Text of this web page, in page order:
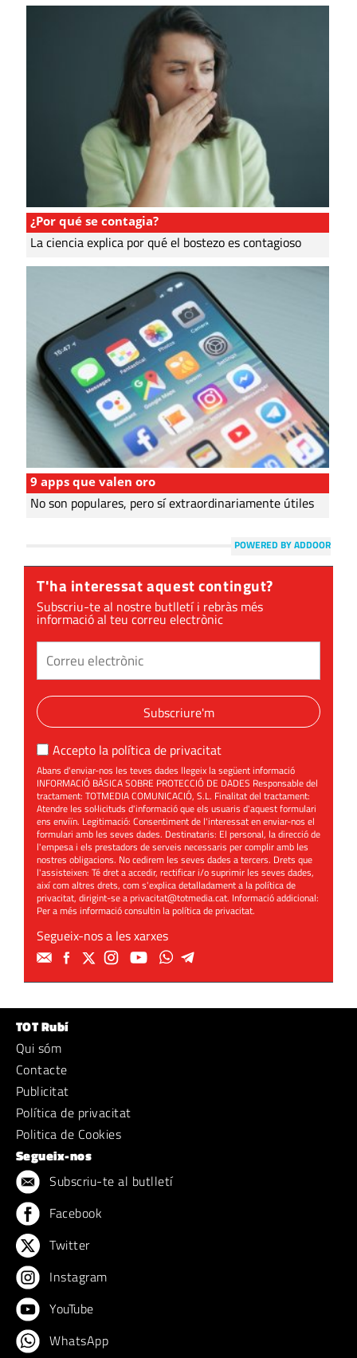
¿Por qué se contagia?
La ciencia explica por qué el bostezo es contagioso
9 apps que valen oro
No son populares, pero sí extraordinariamente útiles
POWERED BY ADDOOR
T'ha interessat aquest contingut?
Subscriu-te al nostre butlletí i rebràs més
informació al teu correu electrònic
Subscriure'm
Accepto la política de privacitat
Abans d'enviar-nos les teves dades llegeix la següent informació
INFORMACIÓ BÀSICA SOBRE PROTECCIÓ DE DADES Responsable del
tractament: TOTMEDIA COMUNICACIÓ, S.L. Finalitat del tractament:
Atendre les sol·licituds d'informació que els usuaris d'aquest formulari
ens enviïn. Legitimació: Consentiment de l'interessat en enviar-nos el
formulari amb les seves dades. Destinataris: El personal, la direcció de
l'empesa i els prestadors de serveis necessaris per complir amb les
nostres obligacions. No cedirem les seves dades a tercers. Drets que
l'assisteixen: Té dret a accedir, rectificar i/o suprimir les seves dades,
així com altres drets, com s'explica detalladament a la política de
privacitat, dirigint-se aprivacitat@totmedia.cat. Informació addicional:
Per a més informació consultin lapolítica de privacitat.
Segueix-nos a les xarxes
TOT Rubí
Qui sóm
Contacte
Publicitat
Política de privacitat
Politica de Cookies
Segueix-nos
Subscriu-te al butlletí
Facebook
Twitter
Instagram
YouTube
WhatsApp